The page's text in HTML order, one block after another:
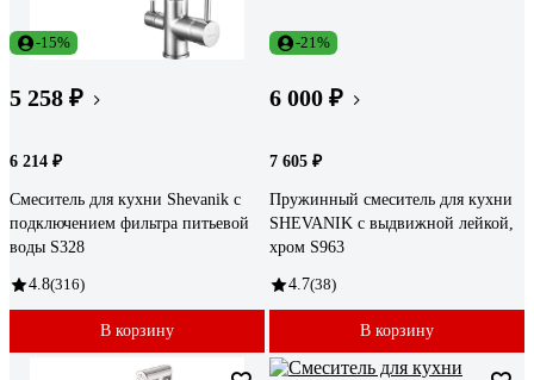
-15%
5 258 ₽
6 214 ₽
Смеситель для кухни Shevanik с
подключением фильтра питьевой
воды S328
4.8(316)
В корзину
-21%
6 000 ₽
7 605 ₽
Пружинный смеситель для кухни
SHEVANIK с выдвижной лейкой,
хром S963
4.7(38)
В корзину